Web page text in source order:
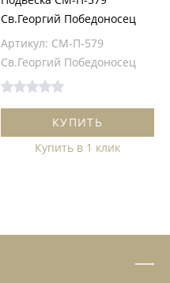
Св.Георгий Победоносец
Артикул: СМ-П-579
Св.Георгий Победоносец
КУПИТЬ
Купить в 1 клик